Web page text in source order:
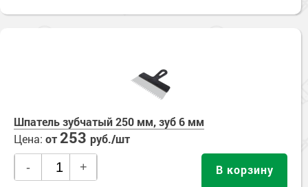
Шпатель зубчатый 250 мм, зуб 6 мм
Цена: от253 руб./шт
- + В корзину